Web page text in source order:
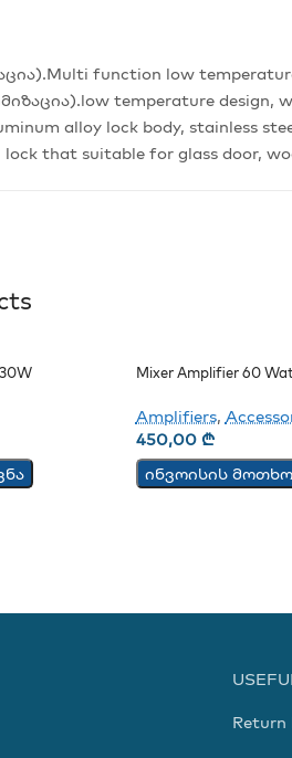
function low
temperature design,
alloy lock body, stainless
that suitable for glass door,
Mixer Amplifier 60
Amplifiers,
450,00 ₾
ინვოისის
Return